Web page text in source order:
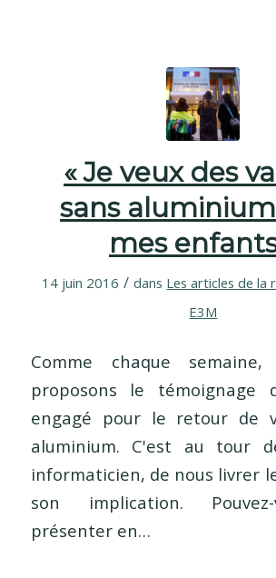
« Je veux des
sans
mes
14 juin 2016 / dans Les articles de la
E3M
Comme chaque
proposons le témoignage
engagé pour le retour de
aluminium. C'est au tour
informaticien, de nous livrer
son implication.
présenter en…